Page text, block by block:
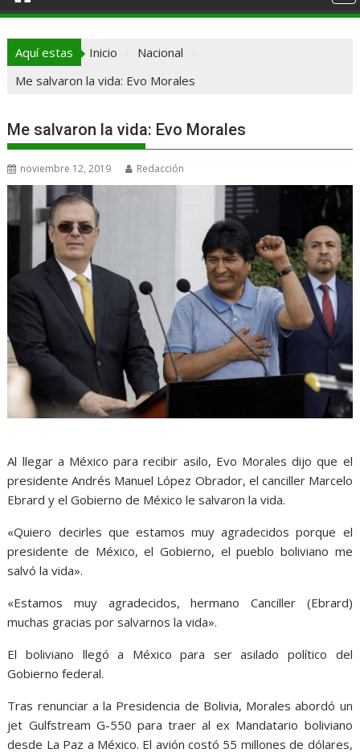
Aquí estas Inicio
Nacional
Me salvaron la vida: Evo Morales
Me salvaron la vida: Evo Morales
noviembre 12, 2019 Redacción
Al llegar a México para recibir asilo, Evo Morales dijo que el
presidente Andrés Manuel López Obrador, el canciller Marcelo
Ebrard y el Gobierno de México le salvaron la vida.
«Quiero decirles que estamos muy agradecidos porque el
presidente de México, el Gobierno, el pueblo boliviano me
salvó la vida».
«Estamos muy agradecidos, hermano Canciller (Ebrard)
muchas gracias por salvarnos la vida».
El boliviano llegó a México para ser asilado político del
Gobierno federal.
Tras renunciar a la Presidencia de Bolivia, Morales abordó un
jet Gulfstream G-550 para traer al ex Mandatario boliviano
desde La Paz a México. El avión costó 55 millones de dólares,